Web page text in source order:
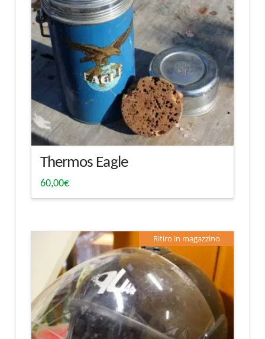
Thermos Eagle
60,00€
Ritiro in magazzino